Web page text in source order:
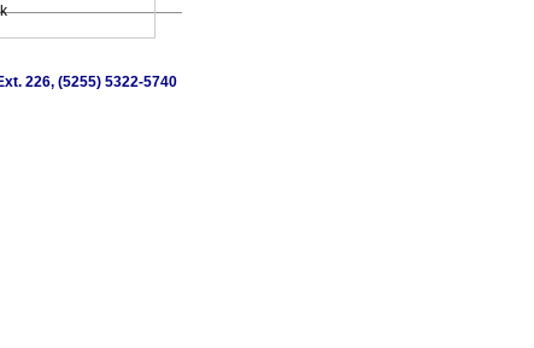
226, (5255) 5322-5740